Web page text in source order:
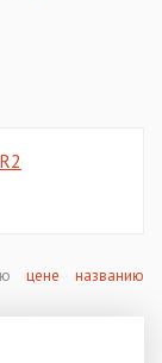
цене названию